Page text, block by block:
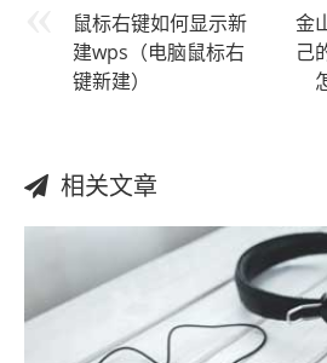
鼠标右键如何显示新
建wps（电脑鼠标右
键新建）
金
己
相关文章